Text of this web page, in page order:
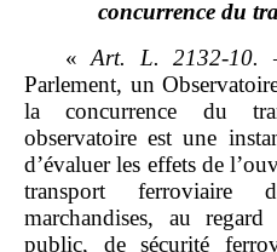
concurrence du
«Art. L. 2132‑10.
Parlement, un
la concurrence du
observatoire est une
d’évaluer les effets de
transport
marchandises, au
public, de sécurité